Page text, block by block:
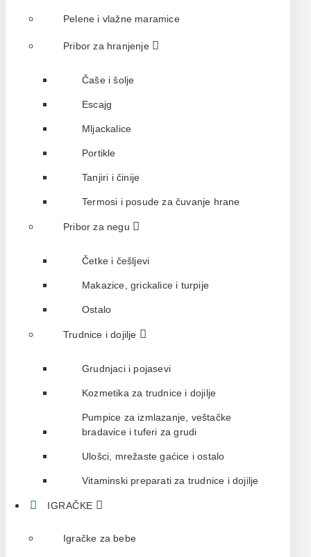
Pelene i vlažne maramice
Pribor za hranjenje
Čaše i šolje
Escajg
Mljackalice
Portikle
Tanjiri i činije
Termosi i posude za čuvanje hrane
Pribor za negu
Četke i češljevi
Makazice, grickalice i turpije
Ostalo
Trudnice i dojilje
Grudnjaci i pojasevi
Kozmetika za trudnice i dojilje
Pumpice za izmlazanje, veštačke
bradavice i tuferi za grudi
Ulošci, mrežaste gaćice i ostalo
Vitaminski preparati za trudnice i dojilje
IGRAČKE
Igračke za bebe